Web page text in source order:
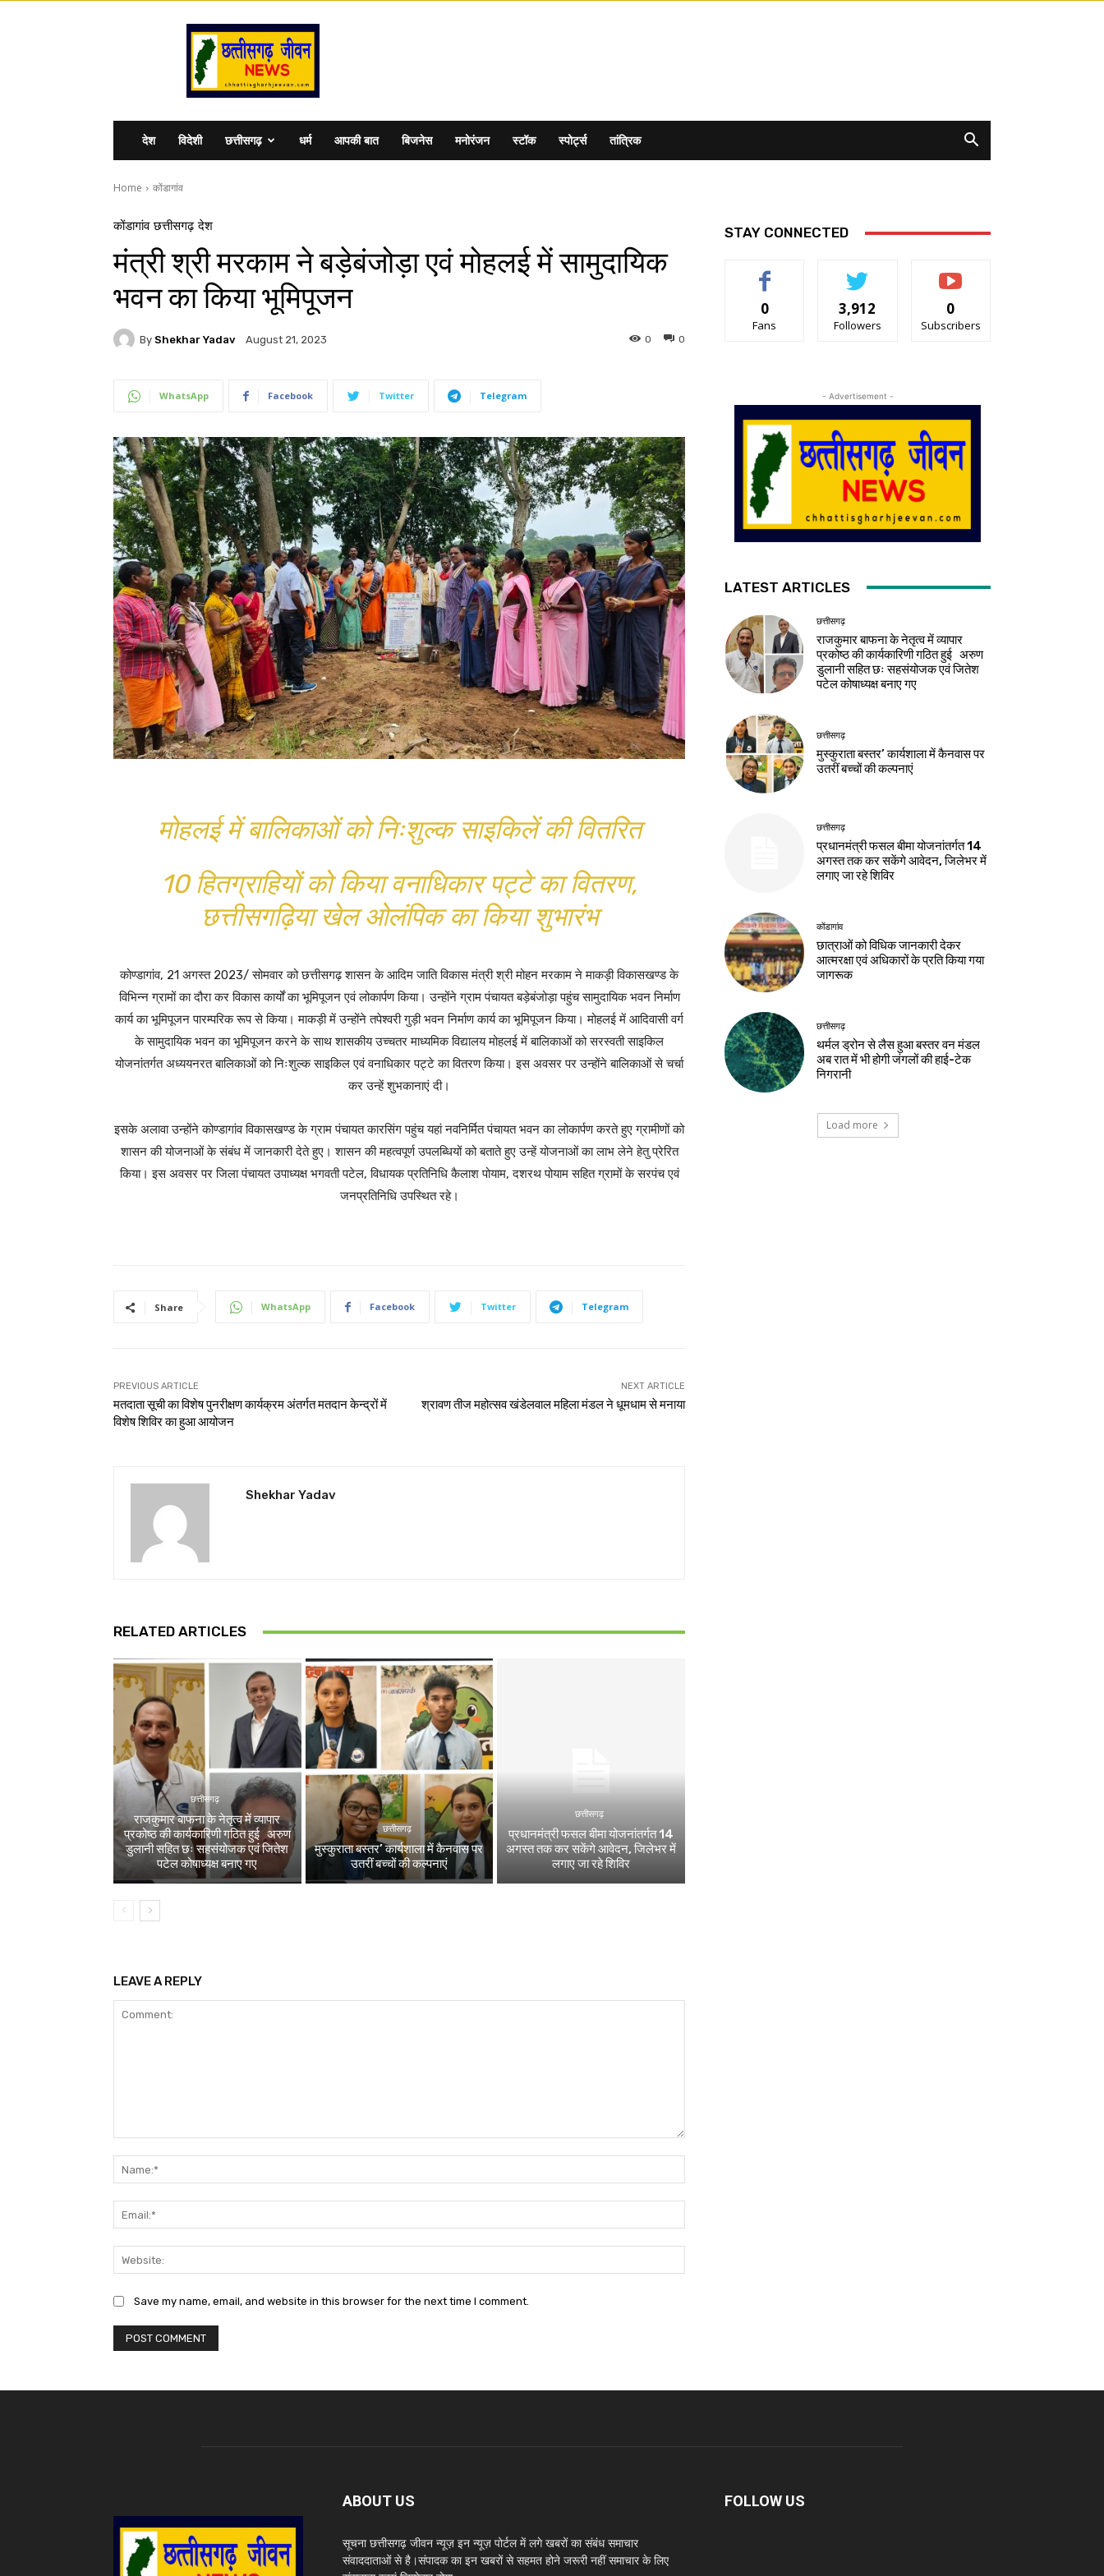
Chhattisgharhjeevan
देश विदेशी छत्तीसगढ़ धर्म आपकी बात बिजनेस मनोरंजन स्टॉक स्पोर्ट्स तांत्रिक
Home कोंडागांव
कोंडागांव छत्तीसगढ़ देश
मंत्री श्री मरकाम ने बड़ेबंजोड़ा एवं मोहलई में सामुदायिक
भवन का किया भूमिपूजन
By Shekhar Yadav August 21, 2023 0
0
WhatsApp Facebook Twitter Telegram
मोहलई में बालिकाओं को निःशुल्क साइकिलें की वितरित
10 हितग्राहियों को किया वनाधिकार पट्टे का वितरण,
छत्तीसगढ़िया खेल ओलंपिक का किया शुभारंभ
कोण्डागांव, 21 अगस्त 2023/ सोमवार को छत्तीसगढ़ शासन के आदिम जाति विकास मंत्री श्री मोहन मरकाम ने माकड़ी विकासखण्ड के
विभिन्न ग्रामों का दौरा कर विकास कार्यों का भूमिपूजन एवं लोकार्पण किया। उन्होंने ग्राम पंचायत बड़ेबंजोड़ा पहुंच सामुदायिक भवन निर्माण
कार्य का भूमिपूजन पारम्परिक रूप से किया। माकड़ी में उन्होंने तपेश्वरी गुड़ी भवन निर्माण कार्य का भूमिपूजन किया। मोहलई में आदिवासी वर्ग
के सामुदायिक भवन का भूमिपूजन करने के साथ शासकीय उच्चतर माध्यमिक विद्यालय मोहलई में बालिकाओं को सरस्वती साइकिल
योजनांतर्गत अध्ययनरत बालिकाओं को निःशुल्क साइकिल एवं वनाधिकार पट्टे का वितरण किया। इस अवसर पर उन्होंने बालिकाओं से चर्चा
कर उन्हें शुभकानाएं दी।
इसके अलावा उन्होंने कोण्डागांव विकासखण्ड के ग्राम पंचायत कारसिंग पहुंच यहां नवनिर्मित पंचायत भवन का लोकार्पण करते हुए ग्रामीणों को
शासन की योजनाओं के संबंध में जानकारी देते हुए। शासन की महत्वपूर्ण उपलब्धियों को बताते हुए उन्हें योजनाओं का लाभ लेने हेतु प्रेरित
किया। इस अवसर पर जिला पंचायत उपाध्यक्ष भगवती पटेल, विधायक प्रतिनिधि कैलाश पोयाम, दशरथ पोयाम सहित ग्रामों के सरपंच एवं
जनप्रतिनिधि उपस्थित रहे।
Share WhatsApp Facebook Twitter Telegram
PREVIOUS ARTICLE
मतदाता सूची का विशेष पुनरीक्षण कार्यक्रम अंतर्गत मतदान केन्द्रों में
विशेष शिविर का हुआ आयोजन
NEXT ARTICLE
श्रावण तीज महोत्सव खंडेलवाल महिला मंडल ने धूमधाम से मनाया
Shekhar Yadav
RELATED ARTICLES
छत्तीसगढ़
राजकुमार बाफना के नेतृत्व में व्यापार
प्रकोष्ठ की कार्यकारिणी गठित हुई अरुण
डुलानी सहित छः सहसंयोजक एवं जितेश
पटेल कोषाध्यक्ष बनाए गए
छत्तीसगढ़
मुस्कुराता बस्तर’ कार्यशाला में कैनवास पर
उतरीं बच्चों की कल्पनाएं
छत्तीसगढ़
प्रधानमंत्री फसल बीमा योजनांतर्गत 14
अगस्त तक कर सकेंगे आवेदन, जिलेभर में
लगाए जा रहे शिविर
LEAVE A REPLY
Save my name, email, and website in this browser for the next time I comment.
STAY CONNECTED
0
Fans
3,912
Followers
0
Subscribers
- Advertisement -
LATEST ARTICLES
छत्तीसगढ़
राजकुमार बाफना के नेतृत्व में व्यापार
प्रकोष्ठ की कार्यकारिणी गठित हुई अरुण
डुलानी सहित छः सहसंयोजक एवं जितेश
पटेल कोषाध्यक्ष बनाए गए
छत्तीसगढ़
मुस्कुराता बस्तर’ कार्यशाला में कैनवास पर
उतरीं बच्चों की कल्पनाएं
छत्तीसगढ़
प्रधानमंत्री फसल बीमा योजनांतर्गत 14
अगस्त तक कर सकेंगे आवेदन, जिलेभर में
लगाए जा रहे शिविर
कोंडागांव
छात्राओं को विधिक जानकारी देकर
आत्मरक्षा एवं अधिकारों के प्रति किया गया
जागरूक
छत्तीसगढ़
थर्मल ड्रोन से लैस हुआ बस्तर वन मंडल
अब रात में भी होगी जंगलों की हाई-टेक
निगरानी
Load more
ABOUT US
सूचना छत्तीसगढ़ जीवन न्यूज़ इन न्यूज़ पोर्टल में लगे खबरों का संबंध समाचार
संवाददाताओं से है।संपादक का इन खबरों से सहमत होने जरूरी नहीं समाचार के लिए
FOLLOW US